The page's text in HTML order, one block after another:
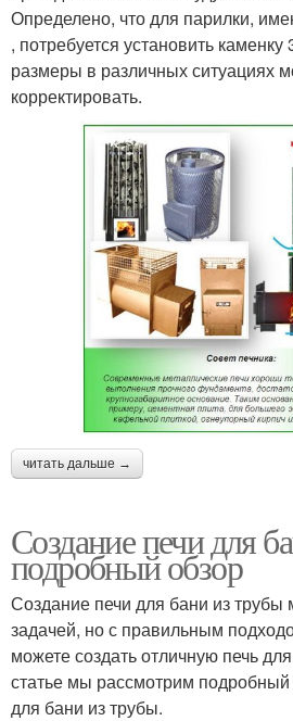
Определено, что для парилки,
, потребуется установить
размеры в различных ситуациях
корректировать.
читать дальше →
Создание печи для
подробный обзор
Создание печи для бани из трубы
задачей, но с правильным
можете создать отличную печь
статье мы рассмотрим подробный
для бани из трубы.